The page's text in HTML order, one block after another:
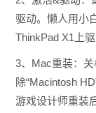
驱动。懒人用小
ThinkPad X1上驱
3、Mac重装：
除“Macintosh
游戏设计师重装